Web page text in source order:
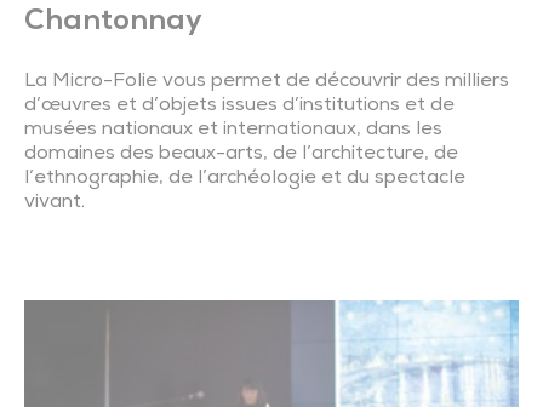
Chantonnay
La Micro-Folie vous permet de découvrir des milliers
d’œuvres et d’objets issues d’institutions et de
musées nationaux et internationaux, dans les
domaines des beaux-arts, de l’architecture, de
l’ethnographie, de l’archéologie et du spectacle
vivant.